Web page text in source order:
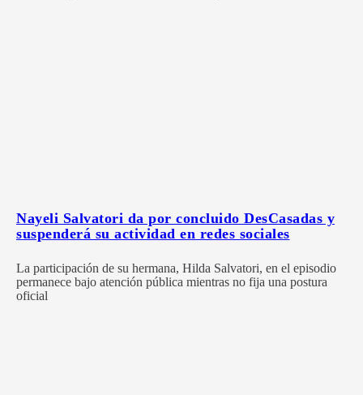
Nayeli Salvatori da por concluido DesCasadas y
suspenderá su actividad en redes sociales
La participación de su hermana, Hilda Salvatori, en el episodio
permanece bajo atención pública mientras no fija una postura
oficial